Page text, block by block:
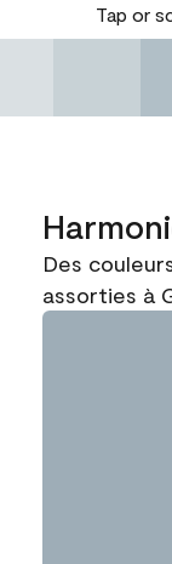
Tap or
Des
assorties à